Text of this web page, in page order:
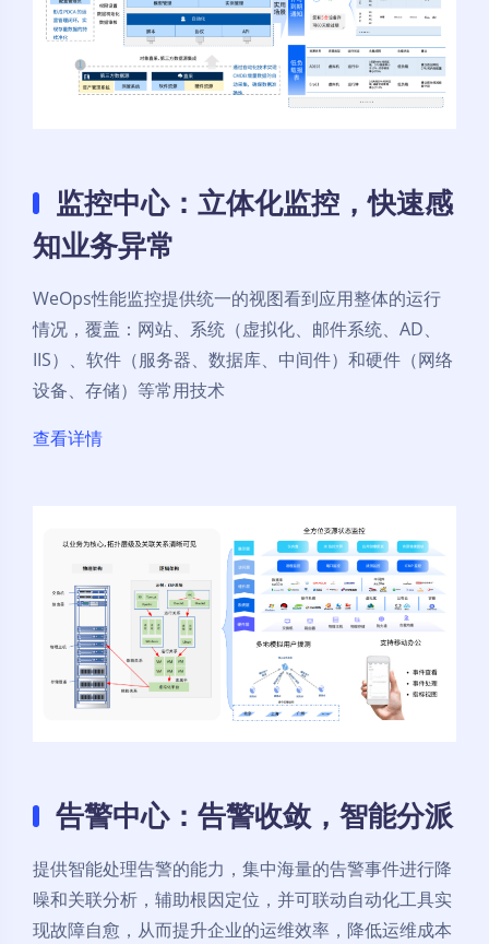
监控中心：立体化监控，快速感
知业务异常
WeOps性能监控提供统一的视图看到应用整体的运行
情况，覆盖：网站、系统（虚拟化、邮件系统、AD、
IIS）、软件（服务器、数据库、中间件）和硬件（网络
设备、存储）等常用技术
查看详情
告警中心：告警收敛，智能分派
提供智能处理告警的能力，集中海量的告警事件进行降
噪和关联分析，辅助根因定位，并可联动自动化工具实
现故障自愈，从而提升企业的运维效率，降低运维成本